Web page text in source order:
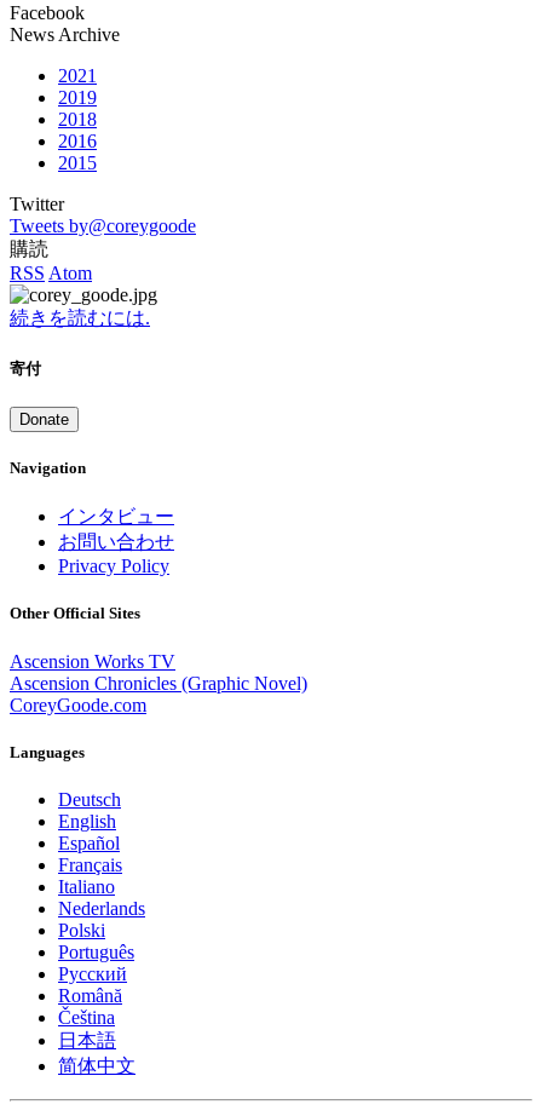
Facebook
News Archive
2021
2019
2018
2016
2015
Twitter
Tweets by@coreygoode
購読
RSS Atom
続きを読むには.
寄付
Donate
Navigation
インタビュー
お問い合わせ
Privacy Policy
Other Official Sites
Ascension Works TV
Ascension Chronicles (Graphic Novel)
CoreyGoode.com
Languages
Deutsch
English
Español
Français
Italiano
Nederlands
Polski
Português
Pусский
Română
Čeština
日本語
简体中文